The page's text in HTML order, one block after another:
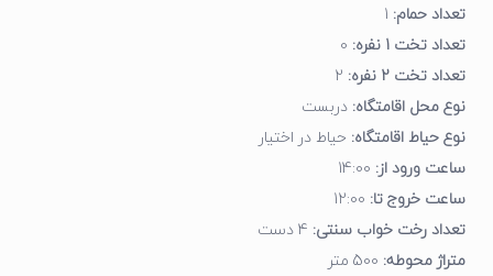
تعداد حمام:
تعداد تخت 1 نفره:
تعداد تخت 2 نفره:
نوع محل اقامتگاه: دربست
نوع حیاط اقامتگاه: حیاط در اختیار
ساعت ورود از:
ساعت خروج تا:
تعداد رخت خواب سنتی:
متراژ محوطه: